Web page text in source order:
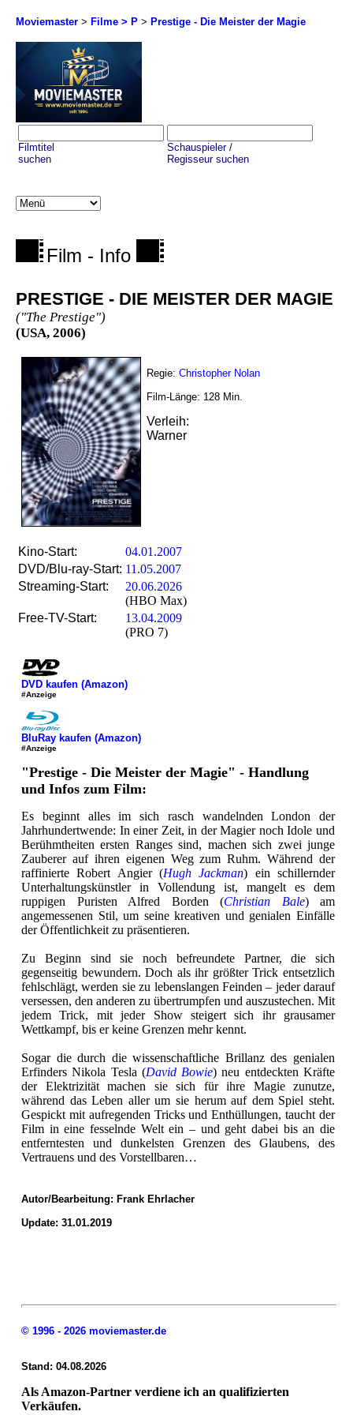
Moviemaster > Filme > P > Prestige - Die Meister der Magie
Filmtitel
suchen
Schauspieler /
Regisseur suchen
Film - Info
PRESTIGE - DIE MEISTER DER MAGIE
("The Prestige")
(USA, 2006)
Regie: Christopher Nolan
Film-Länge: 128 Min.
Verleih:
Warner
Kino-Start:
04.01.2007
DVD/Blu-ray-Start: 11.05.2007
Streaming-Start:
20.06.2026
(HBO Max)
Free-TV-Start:
13.04.2009
(PRO 7)
DVD kaufen (Amazon)
#Anzeige
BluRay kaufen (Amazon)
#Anzeige
"Prestige - Die Meister der Magie" - Handlung
und Infos zum Film:
Es beginnt alles im sich rasch wandelnden London der
Jahrhundertwende: In einer Zeit, in der Magier noch Idole und
Berühmtheiten ersten Ranges sind, machen sich zwei junge
Zauberer auf ihren eigenen Weg zum Ruhm. Während der
raffinierte Robert Angier (Hugh Jackman) ein schillernder
Unterhaltungskünstler in Vollendung ist, mangelt es dem
ruppigen Puristen Alfred Borden (Christian Bale) am
angemessenen Stil, um seine kreativen und genialen Einfälle
der Öffentlichkeit zu präsentieren.
Zu Beginn sind sie noch befreundete Partner, die sich
gegenseitig bewundern. Doch als ihr größter Trick entsetzlich
fehlschlägt, werden sie zu lebenslangen Feinden – jeder darauf
versessen, den anderen zu übertrumpfen und auszustechen. Mit
jedem Trick, mit jeder Show steigert sich ihr grausamer
Wettkampf, bis er keine Grenzen mehr kennt.
Sogar die durch die wissenschaftliche Brillanz des genialen
Erfinders Nikola Tesla (David Bowie) neu entdeckten Kräfte
der Elektrizität machen sie sich für ihre Magie zunutze,
während das Leben aller um sie herum auf dem Spiel steht.
Gespickt mit aufregenden Tricks und Enthüllungen, taucht der
Film in eine fesselnde Welt ein – und geht dabei bis an die
entferntesten und dunkelsten Grenzen des Glaubens, des
Vertrauens und des Vorstellbaren…
Autor/Bearbeitung: Frank Ehrlacher
Update: 31.01.2019
© 1996 - 2026 moviemaster.de
Stand: 04.08.2026
Als Amazon-Partner verdiene ich an qualifizierten
Verkäufen.